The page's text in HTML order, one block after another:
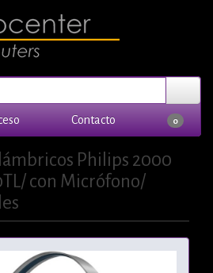
Contacto 0
Philips 2000
con Micrófono/